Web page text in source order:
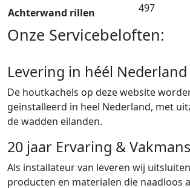
Achterwand rillen 497
Onze Servicebeloften:
Levering in héél Nederland
De houtkachels op deze website
geinstalleerd in heel Nederland, met
de wadden eilanden.
20 jaar Ervaring &
Als installateur van leveren wij
producten en materialen die naadloos